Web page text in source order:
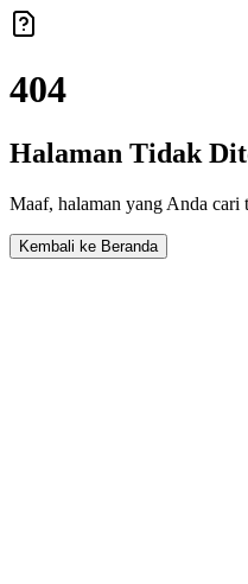
404
Halaman Tidak
Maaf, halaman yang Anda cari
Kembali ke Beranda